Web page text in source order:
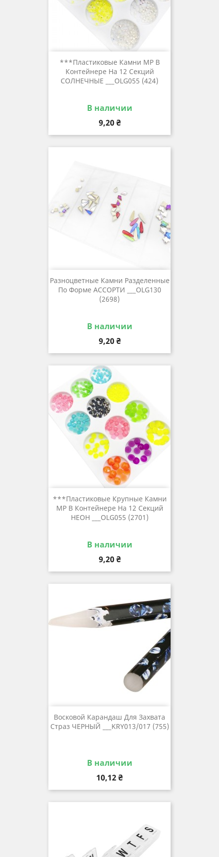
***Пластиковые Камни MP В
Контейнере На 12 Секций
СОЛНЕЧНЫЕ ___OLG055 (424)
В наличии
Цена
9,20 ₴
Разноцветные Камни Разделенные
По Форме АССОРТИ ___OLG130
(2698)
В наличии
Цена
9,20 ₴
***Пластиковые Крупные Камни
MP В Контейнере На 12 Секций
НЕОН ___OLG055 (2701)
В наличии
Цена
9,20 ₴
Восковой Карандаш Для Захвата
Страз ЧЕРНЫЙ ___KRY013/017 (755)
В наличии
Цена
10,12 ₴